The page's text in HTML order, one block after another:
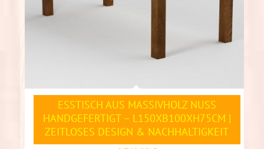
ESSTISCH AUS MASSIVHOLZ NUSS
HANDGEFERTIGT – L150XB100XH75CM |
ZEITLOSES DESIGN & NACHHALTIGKEIT